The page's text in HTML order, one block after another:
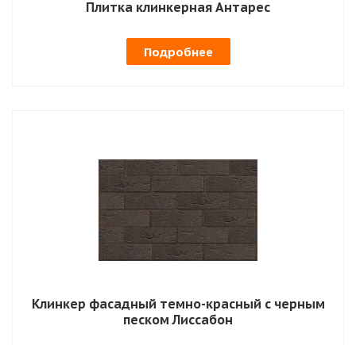
Плитка клинкерная Антарес
Подробнее
Клинкер фасадный темно-красный с черным
песком Лиссабон